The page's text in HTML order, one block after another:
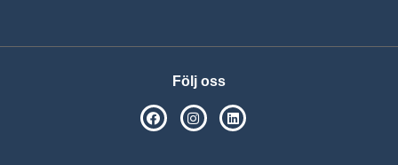
Följ oss
SPSM på Facebook
SPSM på Instagram